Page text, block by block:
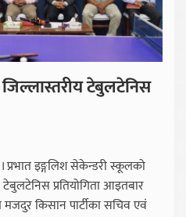
टेबुलटेनिस
इङ्गलिश सेकेन्डरी स्कूलको
प्रतियोगिता आइतबार
किसान पार्टीका सचिव एवं